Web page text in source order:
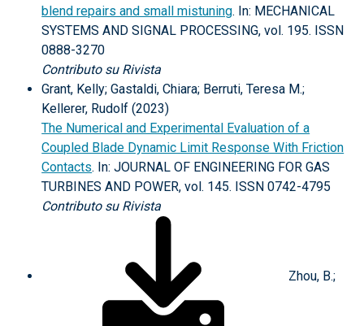
blend repairs and small mistuning. In: MECHANICAL
SYSTEMS AND SIGNAL PROCESSING, vol. 195. ISSN
0888-3270
Contributo su Rivista
Grant, Kelly; Gastaldi, Chiara; Berruti, Teresa M.;
Kellerer, Rudolf (2023)
The Numerical and Experimental Evaluation of a
Coupled Blade Dynamic Limit Response With Friction
Contacts. In: JOURNAL OF ENGINEERING FOR GAS
TURBINES AND POWER, vol. 145. ISSN 0742-4795
Contributo su Rivista
Zhou, B.;